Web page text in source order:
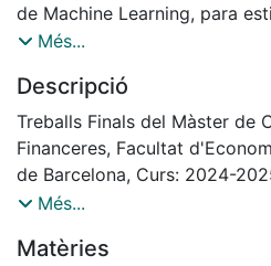
de Machine Learning, para
siniestros. Para ello, se implementan y evalúan varios
datos representativa del
del estudio, se realiza un exhaustivo preprocesamiento
y validación para garantizar
resultados. Las predicciones obtenidas se evalúan
mediante métricas
Paralelamente, se calculan las reservas utilizando
Més...
Descripció
Treballs Finals del Màster de
Financeres, Facultat
de Barcelona, Curs: 2024-
Teresa Costa
Més...
Matèries